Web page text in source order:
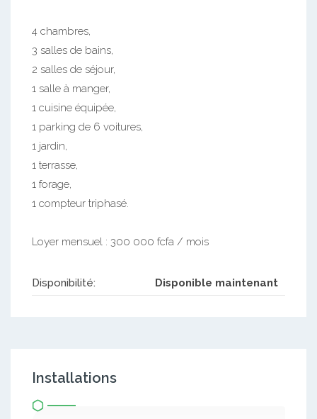
4 chambres,
3 salles de bains,
2 salles de séjour,
1 salle à manger,
1 cuisine équipée,
1 parking de 6 voitures,
1 jardin,
1 terrasse,
1 forage,
1 compteur triphasé.
Loyer mensuel : 300 000 fcfa / mois
Disponibilité: Disponible maintenant
Installations